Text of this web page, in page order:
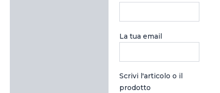
La tua email
Scrivi l'articolo o il
prodotto